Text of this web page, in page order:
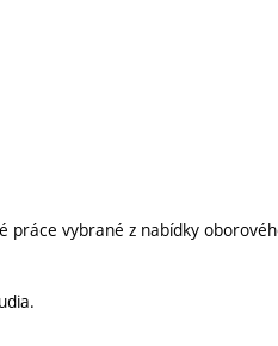
práce vybrané z nabídky